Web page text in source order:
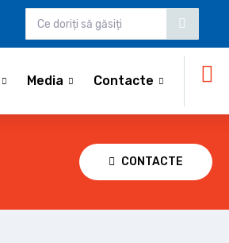
Media Contacte
CONTACTE